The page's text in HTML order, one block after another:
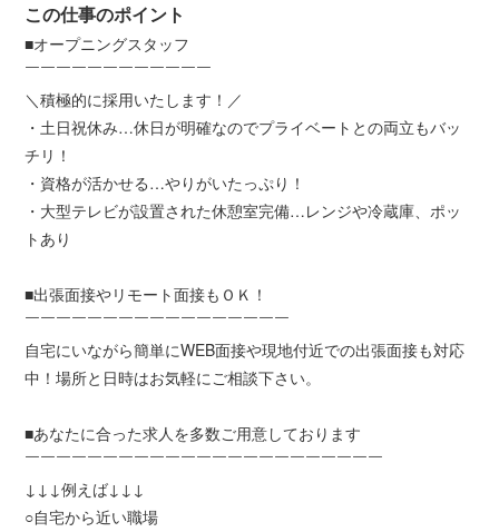
この仕事のポイント
■オープニングスタッフ
￣￣￣￣￣￣￣￣￣￣￣￣
＼積極的に採用いたします！／
・土日祝休み…休日が明確なのでプライベートとの両立もバッ
チリ！
・資格が活かせる…やりがいたっぷり！
・大型テレビが設置された休憩室完備…レンジや冷蔵庫、ポッ
トあり
■出張面接やリモート面接もＯＫ！
￣￣￣￣￣￣￣￣￣￣￣￣￣￣￣￣￣
自宅にいながら簡単にWEB面接や現地付近での出張面接も対応
中！場所と日時はお気軽にご相談下さい。
■あなたに合った求人を多数ご用意しております
￣￣￣￣￣￣￣￣￣￣￣￣￣￣￣￣￣￣￣￣￣￣￣
↓↓↓例えば↓↓↓
○自宅から近い職場